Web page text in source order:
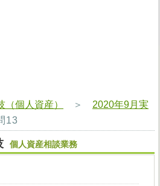
（個人資産） ＞ 2020年9月実
13
個人資産相談業務